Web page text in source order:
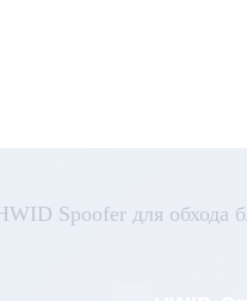
Spoofer для обхода